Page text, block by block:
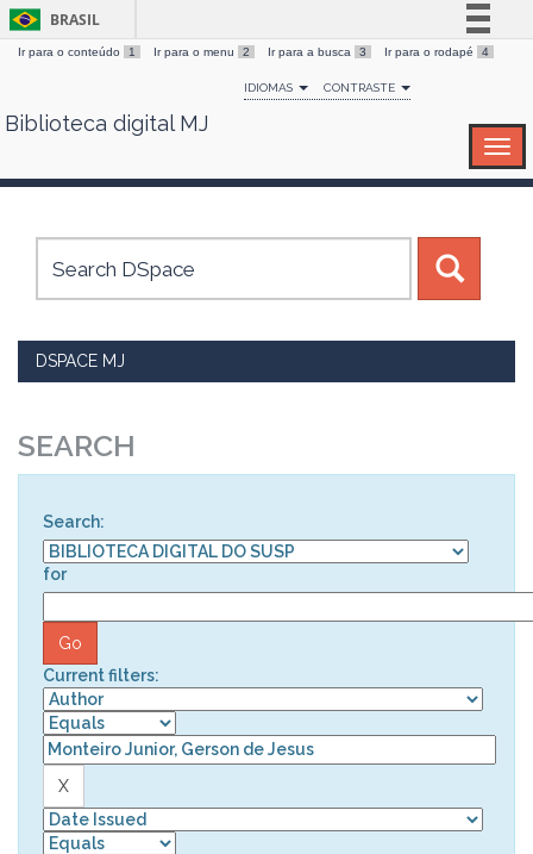
Skip
BRASIL
Simplifique!
Comunica BR
Canais
Ir para o conteúdo 1 Ir para o menu 2 Ir para a busca 3 Ir para o rodapé 4
IDIOMAS CONTRASTE
Biblioteca digital MJ
DSPACE MJ
SEARCH
Search:
for
Current filters: